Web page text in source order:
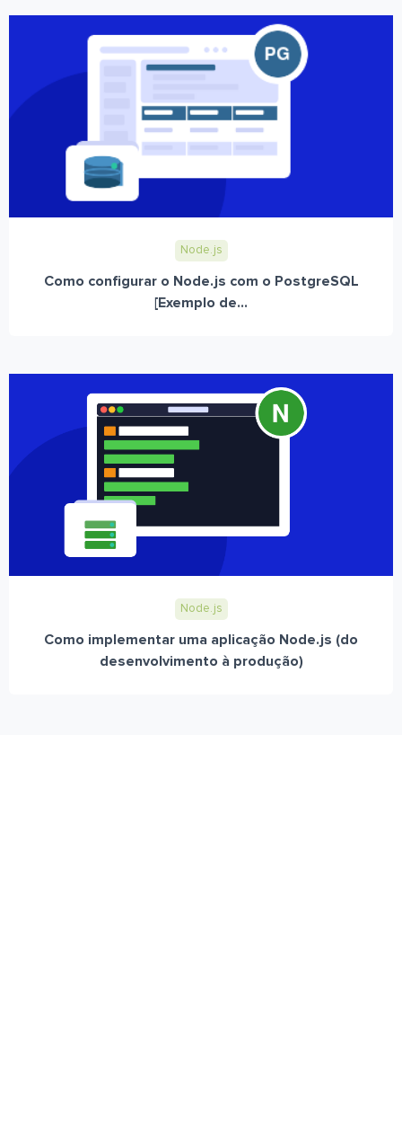
Node.js
Como configurar o Node.js com o PostgreSQL
[Exemplo de...
Node.js
Como implementar uma aplicação Node.js (do
desenvolvimento à produção)